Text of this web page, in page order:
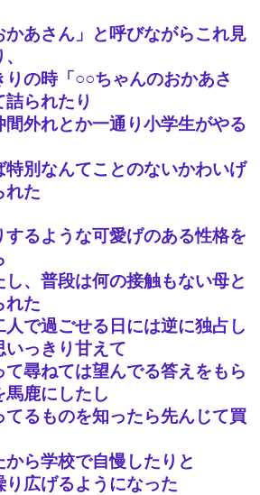
あさん」と呼びながらこれ見
の時「○○ちゃんのおかあさ
られたり
外れとか一通り小学生がやる
特別なんてことのないかわいげ
れた
するような可愛げのある性格を
、普段は何の接触もない母と
れた
で過ごせる日には逆に独占し
いっきり甘えて
尋ねては望んでる答えをもら
馬鹿にしたし
てるものを知ったら先んじて買
ら学校で自慢したりと
広げるようになった